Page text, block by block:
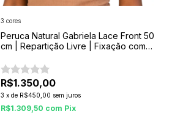
Peruca Natural Gabriela Lace Front 50
cm | Repartição Livre | Fixação com
R$1.350,00
3 x de R$450,00 sem juros
R$1.309,50 com Pix
3 cores